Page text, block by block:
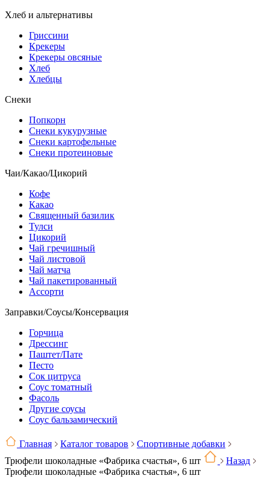
Хлеб и альтернативы
Гриссини
Крекеры
Крекеры овсяные
Хлеб
Хлебцы
Снеки
Попкорн
Снеки кукурузные
Снеки картофельные
Снеки протеиновые
Чаи/Какао/Цикорий
Кофе
Какао
Священный базилик
Тулси
Цикорий
Чай гречишный
Чай листовой
Чай матча
Чай пакетированный
Ассорти
Заправки/Соусы/Консервация
Горчица
Дрессинг
Паштет/Пате
Песто
Сок цитруса
Соус томатный
Фасоль
Другие соусы
Соус бальзамический
Главная Каталог товаров
Спортивные добавки
Трюфели шоколадные «Фабрика счастья», 6 шт
Назад
Трюфели шоколадные «Фабрика счастья», 6 шт